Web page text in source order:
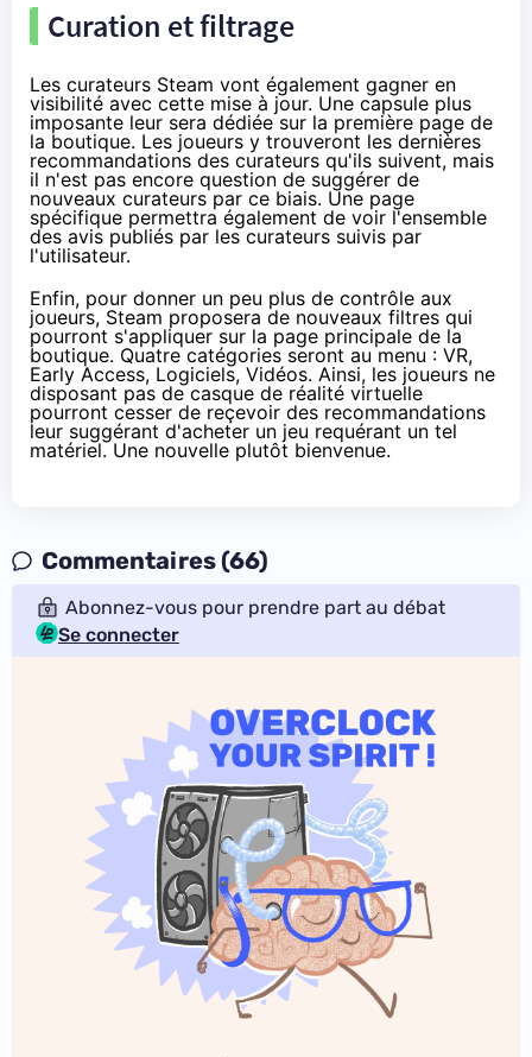
Curation et filtrage
Les curateurs Steam vont également gagner en
visibilité avec cette mise à jour. Une capsule plus
imposante leur sera dédiée sur la première page de
la boutique. Les joueurs y trouveront les dernières
recommandations des curateurs qu'ils suivent, mais
il n'est pas encore question de suggérer de
nouveaux curateurs par ce biais. Une page
spécifique permettra également de voir l'ensemble
des avis publiés par les curateurs suivis par
l'utilisateur.
Enfin, pour donner un peu plus de contrôle aux
joueurs, Steam proposera de nouveaux filtres qui
pourront s'appliquer sur la page principale de la
boutique. Quatre catégories seront au menu : VR,
Early Access, Logiciels, Vidéos. Ainsi, les joueurs ne
disposant pas de casque de réalité virtuelle
pourront cesser de reçevoir des recommandations
leur suggérant d'acheter un jeu requérant un tel
matériel. Une nouvelle plutôt bienvenue.
Commentaires (66)
Abonnez-vous pour prendre part au débat
Se connecter